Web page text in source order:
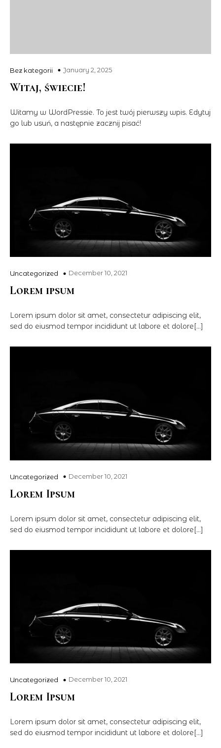
Bez kategorii January 2, 2025
Witaj, świecie!
Witamy w WordPressie. To jest twój pierwszy wpis. Edytuj
go lub usuń, a następnie zacznij pisać!
Uncategorized December 10, 2021
Lorem ipsum
Lorem ipsum dolor sit amet, consectetur adipiscing elit,
sed do eiusmod tempor incididunt ut labore et dolore[…]
Uncategorized December 10, 2021
Lorem Ipsum
Lorem ipsum dolor sit amet, consectetur adipiscing elit,
sed do eiusmod tempor incididunt ut labore et dolore[…]
Uncategorized December 10, 2021
Lorem Ipsum
Lorem ipsum dolor sit amet, consectetur adipiscing elit,
sed do eiusmod tempor incididunt ut labore et dolore[…]